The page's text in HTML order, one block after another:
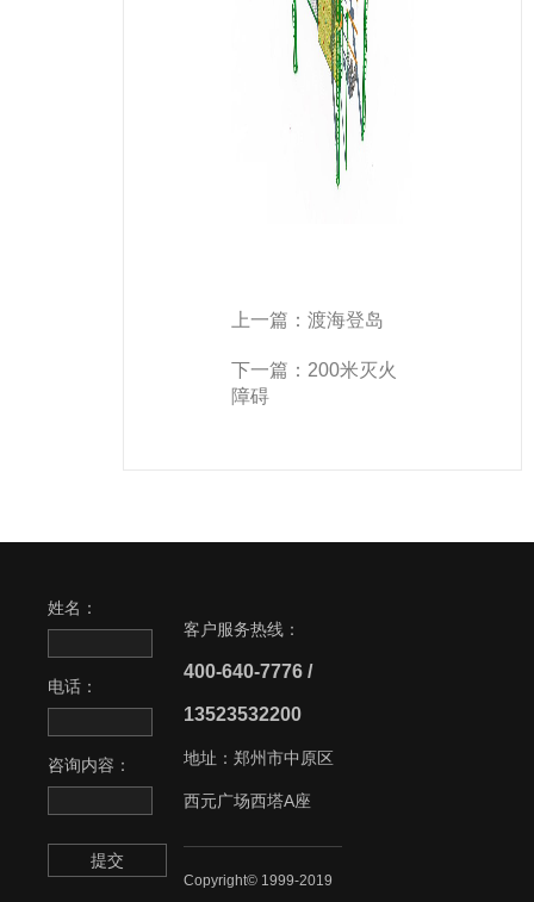
上一篇： 渡海登岛
下一篇： 200米灭火
障碍
姓名：
电话：
咨询内容：
提交
客户服务热线：
400-640-7776 /
13523532200
地址：郑州市中原区
西元广场西塔A座
Copyright© 1999-2019